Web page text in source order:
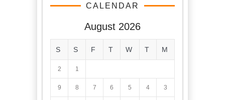
CALENDAR
August 2026
M
T
W
T
F
S
S
1
2
3
4
5
6
7
8
9